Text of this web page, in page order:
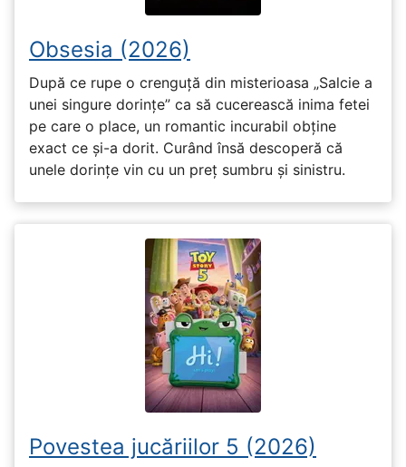
Obsesia (2026)
După ce rupe o crenguță din misterioasa „Salcie a
unei singure dorințe” ca să cucerească inima fetei
pe care o place, un romantic incurabil obține
exact ce și-a dorit. Curând însă descoperă că
unele dorințe vin cu un preț sumbru și sinistru.
Povestea jucăriilor 5 (2026)